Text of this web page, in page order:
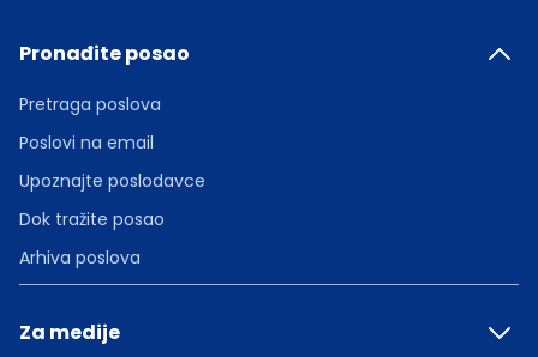
Pronađite posao
Pretraga poslova
Poslovi na email
Upoznajte poslodavce
Dok tražite posao
Arhiva poslova
Za medije